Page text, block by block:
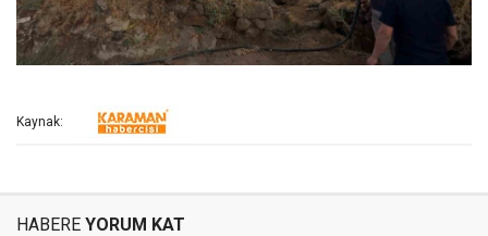
Kaynak:
HABERE YORUM KAT